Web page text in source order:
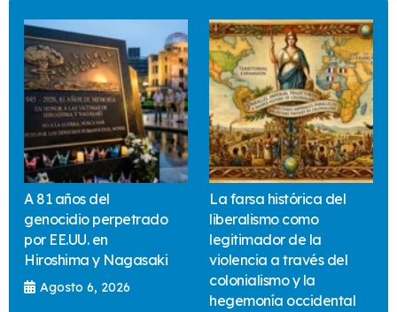
A 81 años del
genocidio perpetrado
por EE.UU. en
Hiroshima y Nagasaki
Agosto 6, 2026
La farsa histórica del
liberalismo como
legitimador de la
violencia a través del
colonialismo y la
hegemonía occidental